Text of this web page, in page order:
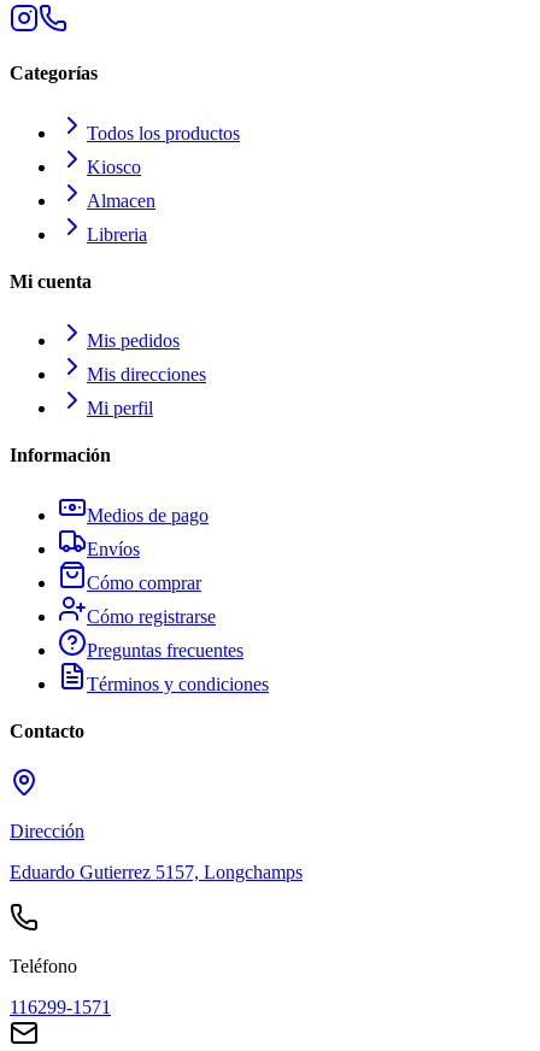
Categorías
Todos los productos
Kiosco
Almacen
Libreria
Mi cuenta
Mis pedidos
Mis direcciones
Mi perfil
Información
Medios de pago
Envíos
Cómo comprar
Cómo registrarse
Preguntas frecuentes
Términos y condiciones
Contacto
Dirección
Eduardo Gutierrez 5157, Longchamps
Teléfono
116299-1571